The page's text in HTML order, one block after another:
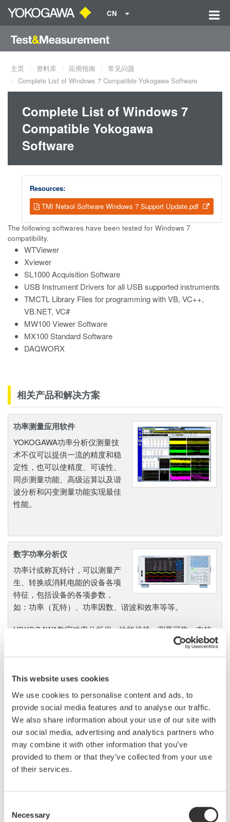
This website uses cookies
We use cookies to personalise content and ads, to
provide social media features and to analyse our traffic.
We also share information about your use of our site with
our social media, advertising and analytics partners who
may combine it with other information that you’ve
provided to them or that they’ve collected from your use
of their services.
Selection
Necessary
CN
主页 资料库 应用指南
常见问题
Complete List of Windows 7 Compatible Yokogawa Software
Complete List of Windows 7
Compatible Yokogawa
Software
Resources:
TMI Netsol Software Windows 7 Support Update.pdf
The following softwares have been tested for Windows 7
compatibility.
WTViewer
Xviewer
SL1000 Acquisition Software
USB Instrument Drivers for all USB supported instruments
TMCTL Library Files for programming with VB, VC++,
VB.NET, VC#
MW100 Viewer Software
MX100 Standard Software
DAQWORX
相关产品和解决方案
功率测量应用软件
YOKOGAWA功率分析仪测量技
术不仅可以提供一流的精度和稳
定性，也可以使精度、可读性、
同步测量功能、高级运算以及谐
波分析和闪变测量功能实现最佳
性能。
数字功率分析仪
功率计或称瓦特计，可以测量产
生、转换或消耗电能的设备各项
特征，包括设备的各项参数，
如：功率（瓦特）、功率因数、谐波和效率等等。
YOKOGAWA数字功率分析仪，性能优越、测量可靠，支持
各种应用，非常值得拥有。尤其是YOKOGAWA WT300E功
率计，在全球功率计市场上口碑与地位日益跃升。
数据采集设备
Yokogawa数据采集系统具备出众
的灵活性和性能，能测量、显
示、存储甚至促动各种物理和电
气现象。
波形测量仪器